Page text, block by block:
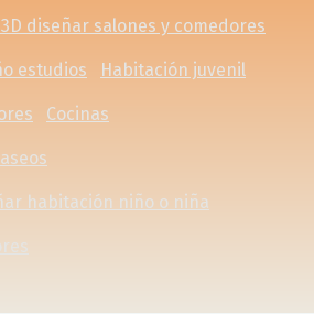
diseñar salones y comedores
estudios Habitación juvenil
Cocinas
habitación niño o niña